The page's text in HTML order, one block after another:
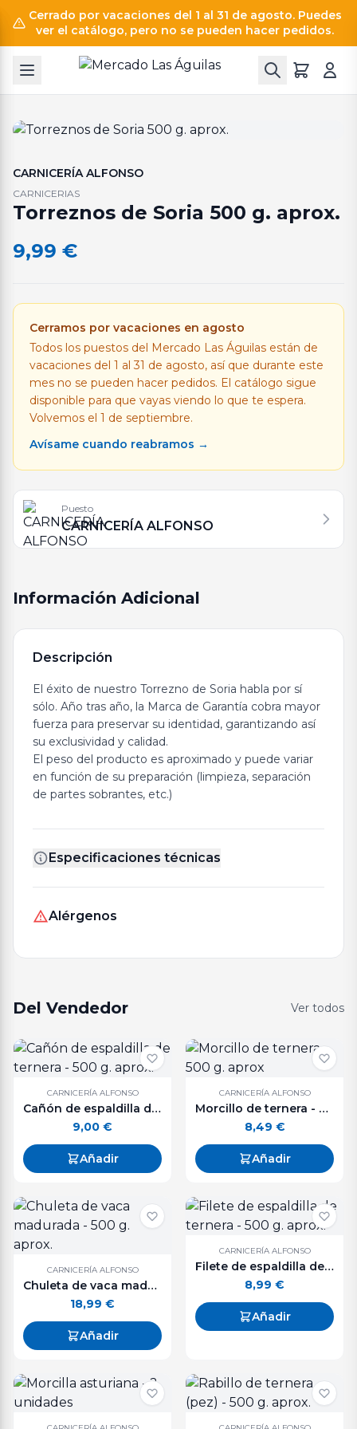
Cerrado por vacaciones del 1 al 31 de agosto. Puedes
ver el catálogo, pero no se pueden hacer pedidos.
CARNICERÍA ALFONSO
CARNICERIAS
Torreznos de Soria 500 g. aprox.
9,99 €
Cerramos por vacaciones en agosto
Todos los puestos del Mercado Las Águilas están de
vacaciones del 1 al 31 de agosto, así que durante este
mes no se pueden hacer pedidos. El catálogo sigue
disponible para que vayas viendo lo que te espera.
Volvemos el 1 de septiembre.
Avísame cuando reabramos →
Puesto
CARNICERÍA ALFONSO
Información Adicional
Descripción
El éxito de nuestro Torrezno de Soria habla por sí
sólo. Año tras año, la Marca de Garantía cobra mayor
fuerza para preservar su identidad, garantizando así
su exclusividad y calidad.
El peso del producto es aproximado y puede variar
en función de su preparación (limpieza, separación
de partes sobrantes, etc.)
Especificaciones técnicas
Alérgenos
Del Vendedor Ver todos
CARNICERÍA ALFONSO
Cañón de espaldilla de ternera - 500 g. aprox.
9,00 €
Añadir
CARNICERÍA ALFONSO
Morcillo de ternera - 500 g. aprox
8,49 €
Añadir
CARNICERÍA ALFONSO
Chuleta de vaca madurada - 500 g. aprox.
18,99 €
Añadir
CARNICERÍA ALFONSO
Filete de espaldilla de ternera - 500 g. aprox.
8,99 €
Añadir